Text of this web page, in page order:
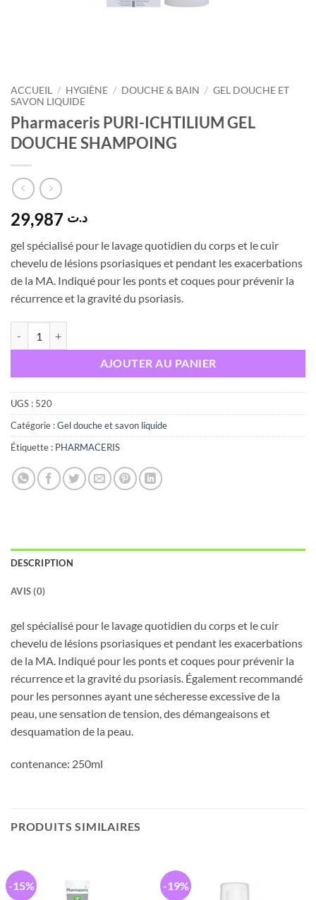
ACCUEIL / HYGIÈNE / DOUCHE & BAIN / GEL DOUCHE ET
SAVON LIQUIDE
Pharmaceris PURI-ICHTILIUM GEL
DOUCHE SHAMPOING
د.ت
gel spécialisé pour le lavage quotidien du corps et le cuir
chevelu de lésions psoriasiques et pendant les exacerbations
de la MA. Indiqué pour les ponts et coques pour prévenir la
récurrence et la gravité du psoriasis.
AJOUTER AU PANIER
UGS : 520
Catégorie :Gel douche et savon liquide
Étiquette : PHARMACERIS
DESCRIPTION
AVIS (0)
gel spécialisé pour le lavage quotidien du corps et le cuir
chevelu de lésions psoriasiques et pendant les exacerbations
de la MA. Indiqué pour les ponts et coques pour prévenir la
récurrence et la gravité du psoriasis. Également recommandé
pour les personnes ayant une sécheresse excessive de la
peau, une sensation de tension, des démangeaisons et
desquamation de la peau.
contenance: 250ml
PRODUITS SIMILAIRES
-15% -19%